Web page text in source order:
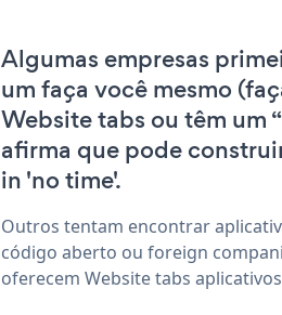
Algumas empresas
um faça você mesmo
Website tabs ou têm um
afirma que pode
in 'no time'.
Outros tentam encontrar
código aberto ou foreign
oferecem Website tabs